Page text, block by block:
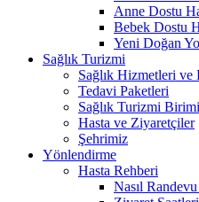
Anne Dostu
Bebek Dostu
Yeni Doğan
Sağlık Turizmi
Sağlık Hizmetleri ve
Tedavi Paketleri
Sağlık Turizmi Birimi
Hasta ve Ziyaretçiler
Şehrimiz
Yönlendirme
Hasta Rehberi
Nasıl Randevu